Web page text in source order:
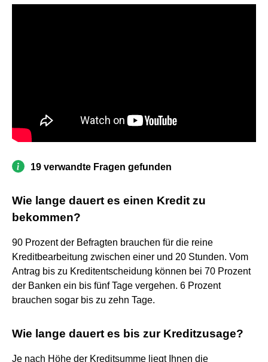
19 verwandte Fragen gefunden
Wie lange dauert es einen Kredit zu
bekommen?
90 Prozent der Befragten brauchen für die reine
Kreditbearbeitung zwischen einer und 20 Stunden. Vom
Antrag bis zu Kreditentscheidung können bei 70 Prozent
der Banken ein bis fünf Tage vergehen. 6 Prozent
brauchen sogar bis zu zehn Tage.
Wie lange dauert es bis zur Kreditzusage?
Je nach Höhe der Kreditsumme liegt Ihnen die